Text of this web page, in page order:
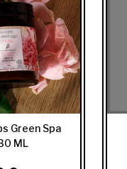
Green Spa
ML